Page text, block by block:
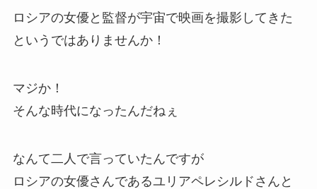
ロシアの女優と監督が宇宙で映画を撮影してきた
というではありませんか！
マジか！
そんな時代になったんだねぇ
なんて二人で言っていたんですが
ロシアの女優さんであるユリアペレシルドさんと